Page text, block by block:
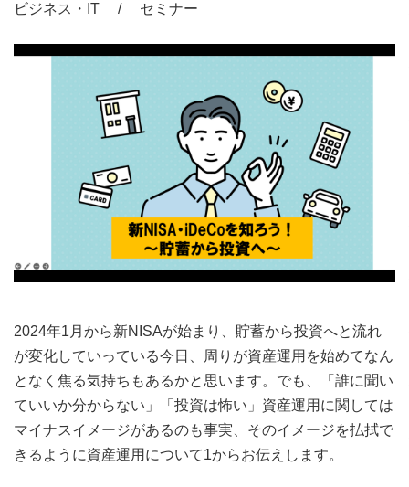
ビジネス・IT / セミナー
2024年1月から新NISAが始まり、貯蓄から投資へと流れ
が変化していっている今日、周りが資産運用を始めてなん
となく焦る気持ちもあるかと思います。でも、「誰に聞い
ていいか分からない」「投資は怖い」資産運用に関しては
マイナスイメージがあるのも事実、そのイメージを払拭で
きるように資産運用について1からお伝えします。